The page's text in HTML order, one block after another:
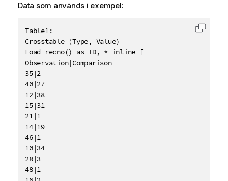
Data som används i exempel:
Table1:
Crosstable (Type, Value)
Load recno() as ID, * inline [
Observation|Comparison
35|2
40|27
12|38
15|31
21|1
14|19
46|1
10|34
28|3
48|1